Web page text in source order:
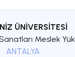
ÜNİVERSİTESİ
Meslek
ANTALYA